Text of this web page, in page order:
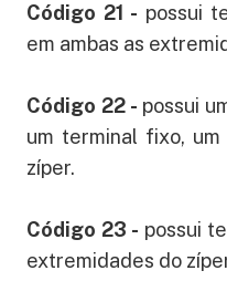
Código 21 - possui
em ambas as
Código 22 - possui
um terminal fixo,
zíper.
Código 23 - possui
extremidades do